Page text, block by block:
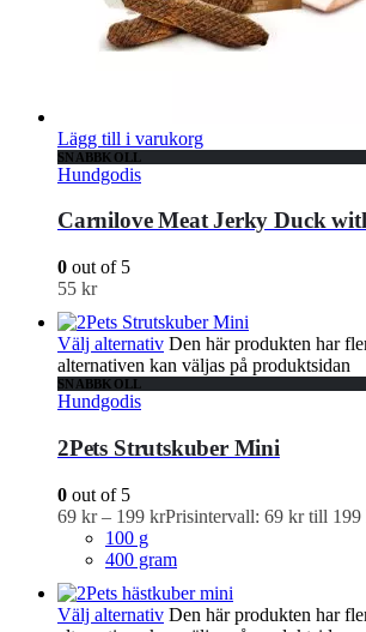
Lägg till i varukorg
SNABBKOLL
Hundgodis
Carnilove Meat Jerky Duck
0 out of 5
55 kr
Välj alternativ Den här produkten har
alternativen kan väljas på produktsidan
SNABBKOLL
Hundgodis
2Pets Strutskuber Mini
0 out of 5
69 kr – 199 krPrisintervall: 69 kr till 199
100 g
400 gram
Välj alternativ Den här produkten har